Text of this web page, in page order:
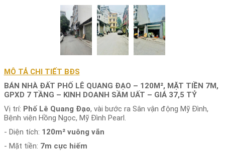
MÔ TẢ CHI TIẾT BĐS
BÁN NHÀ ĐẤT PHỐ LÊ QUANG ĐẠO – 120M², MẶT TIỀN 7M,
GPXD 7 TẦNG – KINH DOANH SẦM UẤT – GIÁ 37,5 TỶ
Vị trí: Phố Lê Quang Đạo, vài bước ra Sân vận động Mỹ Đình,
Bệnh viện Hồng Ngọc, Mỹ Đình Pearl.
- Diện tích: 120m² vuông vắn
- Mặt tiền: 7m cực hiếm